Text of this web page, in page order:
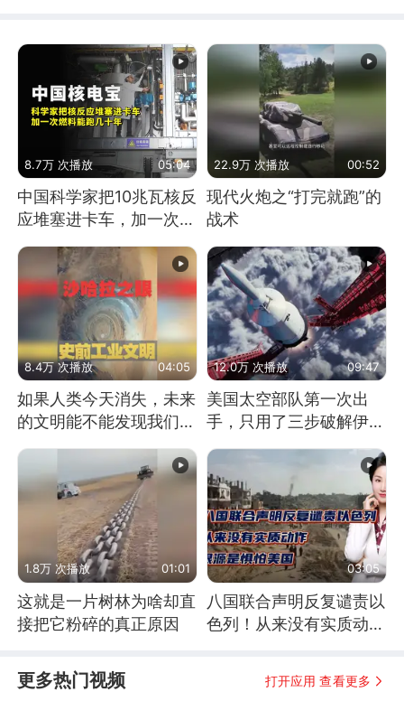
8.7万 次播放 05:04
中国科学家把10兆瓦核反
应堆塞进卡车，加一次燃
料能跑几十年
22.9万 次播放 00:52
现代火炮之“打完就跑”的
战术
8.4万 次播放 04:05
如果人类今天消失，未来
的文明能不能发现我们存
12.0万 次播放 09:47
美国太空部队第一次出
手，只用了三步破解伊朗
1.8万 次播放 01:01
这就是一片树林为啥却直
接把它粉碎的真正原因
03:05
八国联合声明反复谴责以
色列！从来没有实质动
更多热门视频 打开应用 查看更多